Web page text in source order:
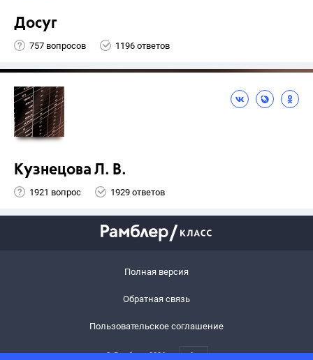
Досуг
757 вопросов 1196 ответов
Кузнецова Л. В.
1921 вопрос 1929 ответов
Полная версия
Обратная связь
Пользовательское соглашение
© Рамблер,2026 6+